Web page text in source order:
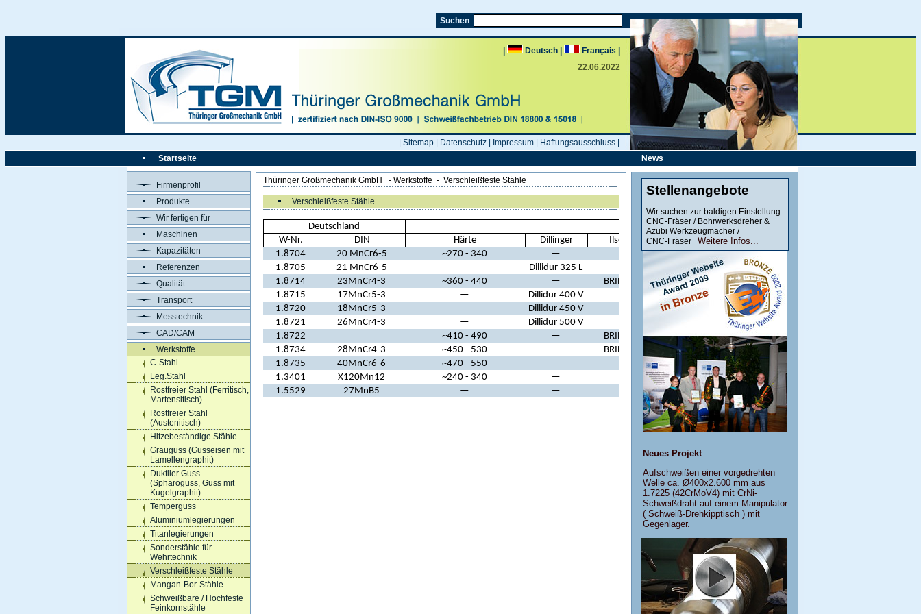
Deutsch
Français |
22.06.2022
Sitemap Datenschutz Impressum Haftungsausschluss
Startseite
News
Firmenprofil
Produkte
Wir fertigen für
Maschinen
Kapazitäten
Referenzen
Qualität
Transport
Messtechnik
CAD/CAM
Werkstoffe
C-Stahl
Leg.Stahl
Rostfreier Stahl (Ferritisch,
Martensitisch)
Rostfreier Stahl
(Austenitisch)
Hitzebeständige Stähle
Grauguss (Gusseisen mit
Lamellengraphit)
Duktiler Guss
(Sphäroguss, Guss mit
Kugelgraphit)
Temperguss
Aluminiumlegierungen
Titanlegierungen
Sonderstähle für
Wehrtechnik
Verschleißfeste Stähle
Mangan-Bor-Stähle
Schweißbare / Hochfeste
Feinkornstähle
Thüringer Großmechanik GmbH - Werkstoffe - Verschleißfeste Stähle
Verschleißfeste Stähle
Deutschland
W-Nr.
DIN Härte Dillinger Ilseburger ThyssenKrupp
1.8704
20 MnCr6-5 ~270 - 340 — XAR 300
1.8705
21 MnCr6-5 — Dillidur 325 L —
1.8714
23MnCr4-3 ~360 - 440 — BRINAR 400 XAR 400 Durostat 400
1.8715
17MnCr5-3 — Dillidur 400 V
1.8720
18MnCr5-3 — Dillidur 450 V
1.8721
26MnCr4-3 — Dillidur 500 V
1.8722
~410 - 490 — BRINAR 450 XAR 450 Durostat 450
1.8734
28MnCr4-3 ~450 - 530 — BRINAR 500 XAR 500 Durostat 500
1.8735
40MnCr6-6 ~470 - 550 — XAR 600
1.3401
X120Mn12 ~240 - 340 — —
1.5529
27MnB5 — — —
Stellenangebote
Wir suchen zur baldigen Einstellung:
CNC-Fräser / Bohrwerksdreher &
Azubi Werkzeugmacher /
CNC-Fräser Weitere Infos...
Neues Projekt
Aufschweißen einer vorgedrehten
Welle ca. Ø400x2.600 mm aus
1.7225 (42CrMoV4) mit CrNi-
Schweißdraht auf einem Manipulator
( Schweiß-Drehkipptisch ) mit
Gegenlager.